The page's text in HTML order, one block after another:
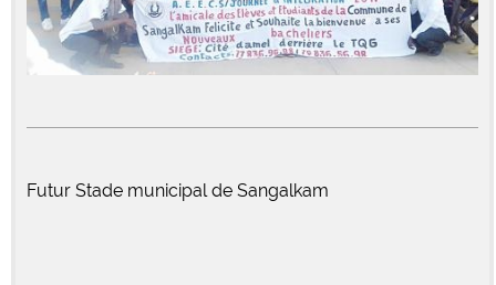
Futur Stade municipal de Sangalkam